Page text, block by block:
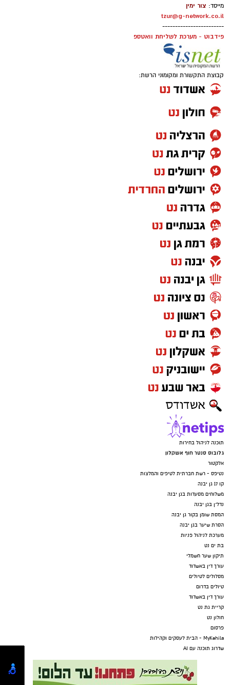
מייסד: צור ימין
tzur@g-network.co.il
------------------------
פידבוט - מערכת לשליחת וואטספ
קבוצת התקשורת ומקומוני הרשת:
תוכנה לניהול בחירות
גלובוס סנטר חוף אשקלון
אלקטור
נטיפס - רשת חברתית לטיפים והמלצות
קו 17 גן יבנה
משלוחים מסעדות בגן יבנה
נדל"ן בגן יבנה
המסת שומן בקור גן יבנה
הסרת שיער בגן יבנה
מערכת לניהול פניות
בת ים נט
תיקון שער חשמלי
עורך דין באשדוד
מסלולים לטיולים
טיולים בדרום
עורך דין באשדוד
קריית גת נט
חולון נט
פרסום
MyKehila - הבית לעסקים וקהילות
שדרוג תוכנה עם AI